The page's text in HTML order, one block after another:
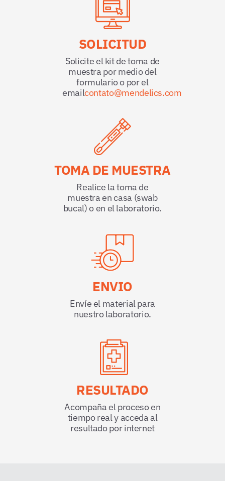
SOLICITUD
Solicite el kit de toma de
muestra por medio del
formulario o por el
emailcontato@mendelics.com
TOMA DE MUESTRA
Realice la toma de
muestra en casa (swab
bucal) o en el laboratorio.
ENVIO
Envíe el material para
nuestro laboratorio.
RESULTADO
Acompaña el proceso en
tiempo real y acceda al
resultado por internet